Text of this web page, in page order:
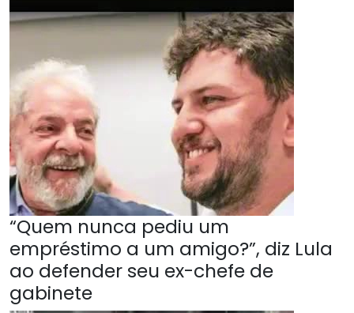
“Quem nunca pediu um
empréstimo a um amigo?”, diz Lula
ao defender seu ex-chefe de
gabinete